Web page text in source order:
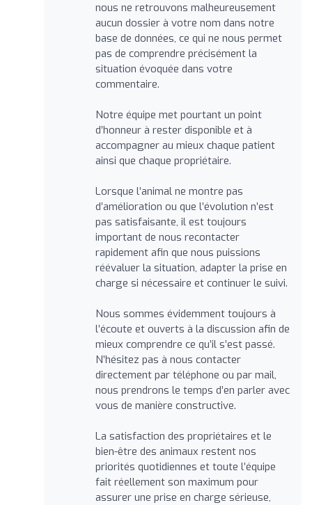
nous ne retrouvons malheureusement
aucun dossier à votre nom dans notre
base de données, ce qui ne nous permet
pas de comprendre précisément la
situation évoquée dans votre
commentaire.
Notre équipe met pourtant un point
d’honneur à rester disponible et à
accompagner au mieux chaque patient
ainsi que chaque propriétaire.
Lorsque l’animal ne montre pas
d’amélioration ou que l’évolution n’est
pas satisfaisante, il est toujours
important de nous recontacter
rapidement afin que nous puissions
réévaluer la situation, adapter la prise en
charge si nécessaire et continuer le suivi.
Nous sommes évidemment toujours à
l’écoute et ouverts à la discussion afin de
mieux comprendre ce qu’il s’est passé.
N’hésitez pas à nous contacter
directement par téléphone ou par mail,
nous prendrons le temps d’en parler avec
vous de manière constructive.
La satisfaction des propriétaires et le
bien-être des animaux restent nos
priorités quotidiennes et toute l’équipe
fait réellement son maximum pour
assurer une prise en charge sérieuse,